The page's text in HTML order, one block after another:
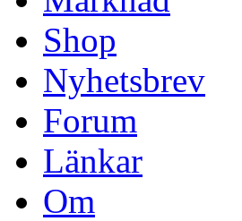
Shop
Nyhetsbrev
Forum
Länkar
Om